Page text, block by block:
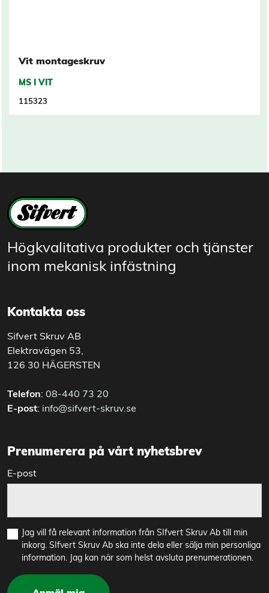
Vit montageskruv
MS I VIT
115323
Högkvalitativa produkter och tjänster
inom mekanisk infästning
Kontakta oss
Sifvert Skruv AB
Elektravägen 53,
126 30 HÄGERSTEN
Telefon: 08-440 73 20
E-post: info@sifvert-skruv.se
Prenumerera på vårt nyhetsbrev
E-post
Jag vill få relevant information från SIfvert Skruv Ab till min
inkorg. SIfvert Skruv Ab ska inte dela eller sälja min personliga
information. Jag kan när som helst avsluta prenumerationen.